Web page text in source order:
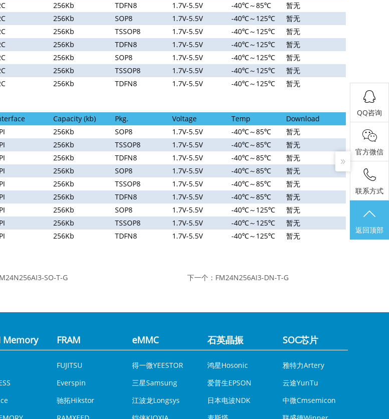
256Kb TDFN8 1.7V-5.5V -40℃～85℃
暂无
256Kb SOP8 1.7V-5.5V -40℃～125℃
暂无
256Kb TSSOP8 1.7V-5.5V -40℃～125℃
暂无
256Kb TDFN8 1.7V-5.5V -40℃～125℃
暂无
256Kb SOP8 1.7V-5.5V -40℃～125℃
暂无
256Kb TSSOP8 1.7V-5.5V -40℃～125℃
暂无
256Kb TDFN8 1.7V-5.5V -40℃～125℃
暂无
Capacity (kb) Pkg. Voltage Temp
Download
256Kb SOP8 1.7V-5.5V -40℃～85℃
暂无
256Kb TSSOP8 1.7V-5.5V -40℃～85℃
暂无
256Kb TDFN8 1.7V-5.5V -40℃～85℃
暂无
256Kb SOP8 1.7V-5.5V -40℃～85℃
暂无
256Kb TSSOP8 1.7V-5.5V -40℃～85℃
暂无
256Kb TDFN8 1.7V-5.5V -40℃～85℃
暂无
256Kb SOP8 1.7V-5.5V -40℃～125℃
暂无
256Kb TSSOP8 1.7V-5.5V -40℃～125℃
暂无
256Kb TDFN8 1.7V-5.5V -40℃～125℃ 暂无
SO-T-G 下一个： FM24N256AI3-DN-T-G
QQ咨询
官方微信
联系方式
返回顶部
Memory FRAM
FUJITSU
Everspin
驰拓Hikstor
eMMC
得一微YEESTOR
三星Samsung
江波龙Longsys
石英晶振
鸿星Hosonic
爱普生EPSON
日本电波NDK
SOC芯片
雅特力Artery
云途YunTu
中微Cmsemicon